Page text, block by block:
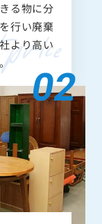
る物に分
行い廃棄
より高い